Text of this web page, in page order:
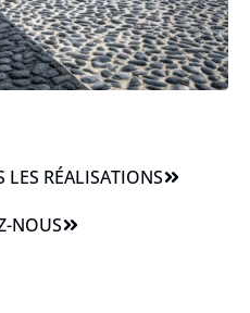
LES RÉALISATIONS
NOUS